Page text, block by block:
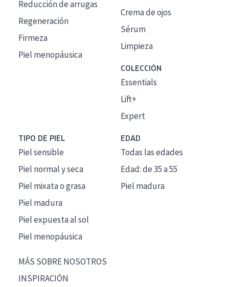
Reducción de arrugas
Regeneración
Firmeza
Piel menopáusica
Crema de ojos
Sérum
Limpieza
COLECCIÓN
Essentials
Lift+
Expert
TIPO DE PIEL
Piel sensible
Piel normal y seca
Piel mixata o grasa
Piel madura
Piel expuesta al sol
Piel menopáusica
EDAD
Todas las edades
Edad: de 35 a 55
Piel madura
MÁS SOBRE NOSOTROS
INSPIRACIÓN